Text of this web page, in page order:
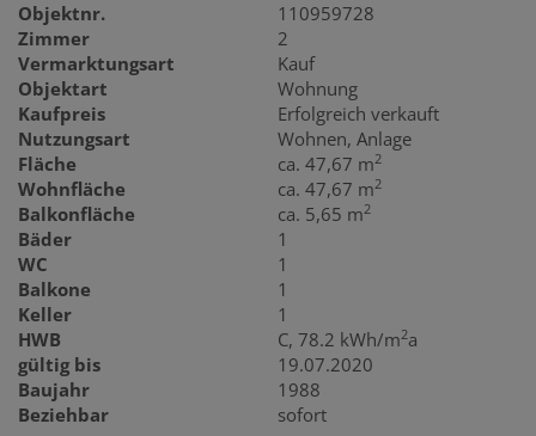
Objektnr.
110959728
Zimmer
2
Vermarktungsart
Kauf
Objektart
Wohnung
Kaufpreis
Erfolgreich verkauft
Nutzungsart
Wohnen Anlage
Fläche
ca. 47,67 m2
Wohnfläche ca. 47,67 m2
Balkonfläche ca. 5,65 m2
Bäder
1
WC
1
Balkone
1
Keller
1
HWB
C, 78.2 kWh/m2a
gültig bis
19.07.2020
Baujahr
1988
Beziehbar
sofort